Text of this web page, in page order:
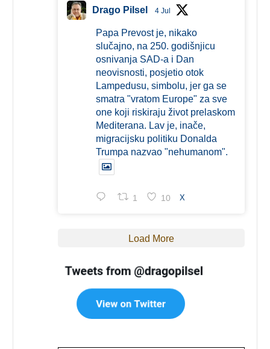
Drago Pilsel 4 Jul
Papa Prevost je, nikako
slučajno, na 250. godišnjicu
osnivanja SAD-a i Dan
neovisnosti, posjetio otok
Lampedusu, simbolu, jer ga se
smatra "vratom Europe" za sve
one koji riskiraju život prelaskom
Mediterana. Lav je, inače,
migracijsku politiku Donalda
Trumpa nazvao "nehumanom".
1 10 X
Load More